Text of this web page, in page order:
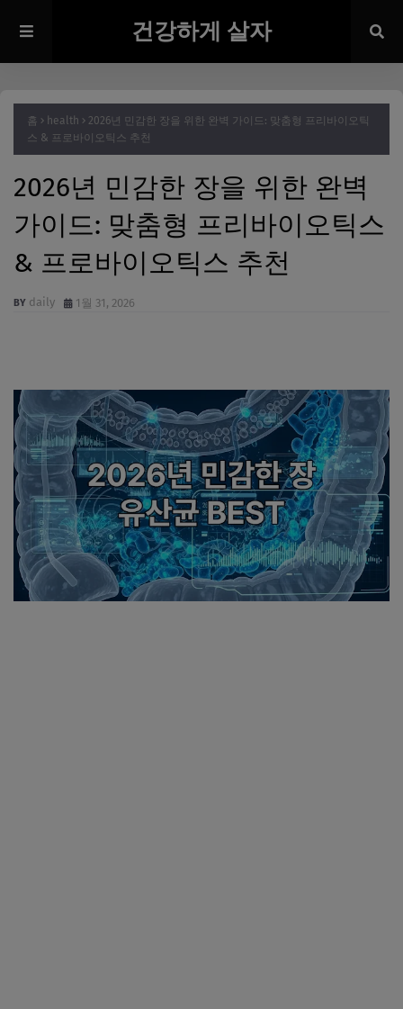
건강하게 살자
홈 health
2026년 민감한 장을 위한 완벽 가이드: 맞춤형 프리바이오틱
스 & 프로바이오틱스 추천
2026년 민감한 장을 위한 완벽
가이드: 맞춤형 프리바이오틱스
& 프로바이오틱스 추천
daily 1월 31, 2026